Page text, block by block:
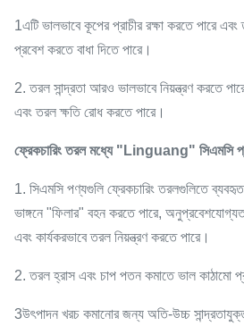
1এটি ভালভাবে কূপের প্রাচীর রক্ষা করতে পারে
প্রবেশ করতে বাধা দিতে পারে।
2. তরল সান্দ্রতা আরও ভালভাবে নিয়ন্ত্রণ করতে
এবং তরল ক্ষতি রোধ করতে পারে।
ফ্রেকচারিং তরল মধ্যে "Linguang" সিএমসি
1. সিএমসি পণ্যগুলি ফ্রেকচারিং তরলগুলিতে
ভাঙ্গনে "ফিলার" বহন করতে পারে,
এবং কার্যকরভাবে তরল নিয়ন্ত্রণ করতে পারে।
2. তরল হ্রাস এবং চাপ পতন কমাতে ভাল কাঠামো
3উৎপাদন খরচ কমানোর জন্য অতি-উচ্চ